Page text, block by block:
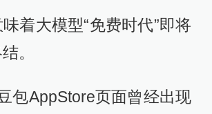
着大模型“免费时代”即将
。
包AppStore页面曾经出现